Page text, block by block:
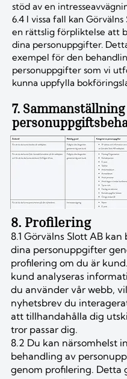
stöd av en
6.4 I vissa fall kan
en rättslig förpliktelse att
dina personuppgifter.
exempel för den
personuppgifter som vi
kunna uppfylla
7.
8. Profilering
8.1 Görvälns Slott AB kan
dina personuppgifter
profilering om du är
kund analyseras
du använder vår webb,
nyhetsbrev du
att tillhandahålla dig
tror passar dig.
8.2 Du kan närsomhelst
behandling av
genom profilering. Detta